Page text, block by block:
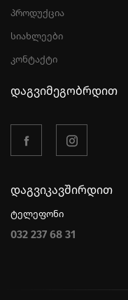
პროდუქცია
სიახლეები
კონტაქტი
დაგვიმეგობრდით
დაგვიკავშირდით
ტელეფონი
032 237 68 31